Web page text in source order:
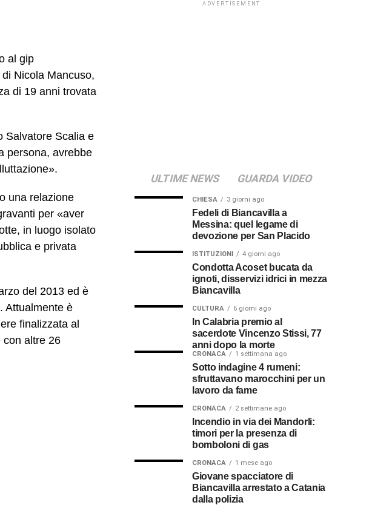
al gip
Nicola Mancuso,
di 19 anni trovata
Salvatore Scalia e
persona, avrebbe
una relazione
per «aver
in luogo isolato
e privata
del 2013 ed è
Attualmente è
finalizzata al
con altre 26
ADVERTISEMENT
ULTIME NEWS GUARDA VIDEO
CHIESA 3 giorni ago
Fedeli di Biancavilla a
Messina: quel legame di
devozione per San Placido
ISTITUZIONI 4 giorni ago
Condotta Acoset bucata da
ignoti, disservizi idrici in mezza
Biancavilla
CULTURA 6 giorni ago
In Calabria premio al
sacerdote Vincenzo Stissi, 77
anni dopo la morte
CRONACA 1 settimana ago
Sotto indagine 4 rumeni:
sfruttavano marocchini per un
lavoro da fame
CRONACA 2 settimane ago
Incendio in via dei Mandorli:
timori per la presenza di
bomboloni di gas
CRONACA 1 mese ago
Giovane spacciatore di
Biancavilla arrestato a Catania
dalla polizia